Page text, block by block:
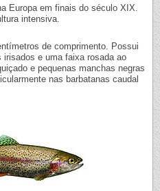
Europa em finais do século XIX.
intensiva.
de comprimento. Possui
e uma faixa rosada ao
e pequenas manchas negras
nas barbatanas caudal